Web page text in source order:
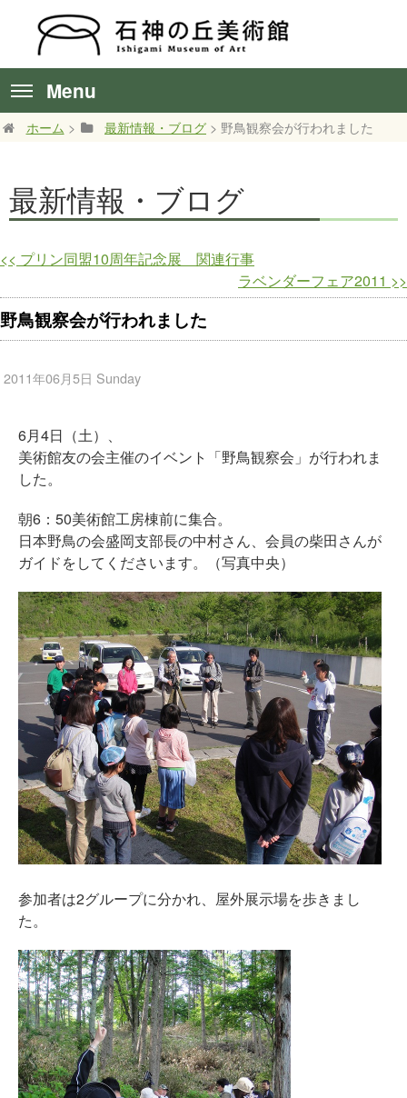
Menu
ホーム > 最新情報・ブログ > 野鳥観察会が行われました
最新情報・ブログ
<< プリン同盟10周年記念展 関連行事
ラベンダーフェア2011 >>
野鳥観察会が行われました
2011年06月5日 Sunday
6月4日（土）、
美術館友の会主催のイベント「野鳥観察会」が行われま
した。
朝6：50美術館工房棟前に集合。
日本野鳥の会盛岡支部長の中村さん、会員の柴田さんが
ガイドをしてくださいます。（写真中央）
参加者は2グループに分かれ、屋外展示場を歩きまし
た。